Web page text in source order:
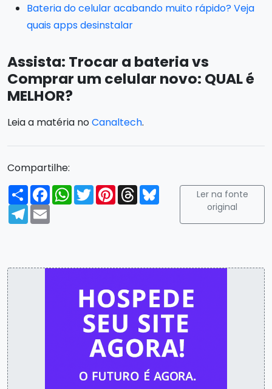
Bateria do celular acabando muito rápido? Veja
quais apps desinstalar
Assista: Trocar a bateria vs
Comprar um celular novo: QUAL é
MELHOR?
Leia a matéria noCanaltech.
Compartilhe:
Compartilhar
FacebookWhatsApp
TwitterPinterest
ThreadsBluesky
Telegram
Email
Ler na fonte
original